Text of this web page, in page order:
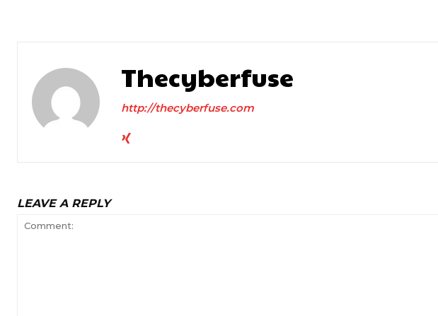
Thecyberfuse
http://thecyberfuse.com
LEAVE A REPLY